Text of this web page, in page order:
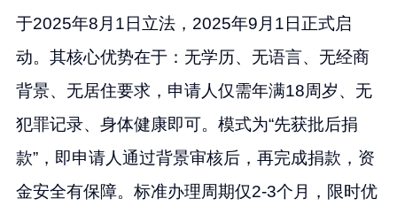
于2025年8月1日立法，2025年9月1日正式启
动。其核心优势在于：无学历、无语言、无经商
背景、无居住要求，申请人仅需年满18周岁、无
犯罪记录、身体健康即可。模式为“先获批后捐
款”，即申请人通过背景审核后，再完成捐款，资
金安全有保障。标准办理周期仅2-3个月，限时优